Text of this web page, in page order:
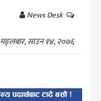
News Desk
मङ्लबार, साउन १४, २०७६